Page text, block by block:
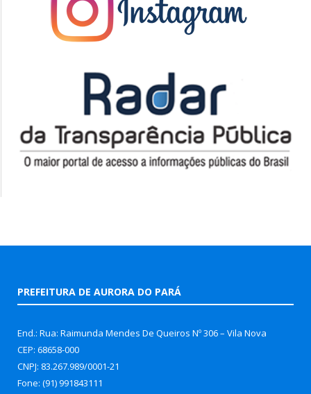
PREFEITURA DE AURORA DO PARÁ
End.: Rua: Raimunda Mendes De Queiros Nº 306 – Vila Nova
CEP: 68658-000
CNPJ: 83.267.989/0001-21
Fone: (91) 991843111